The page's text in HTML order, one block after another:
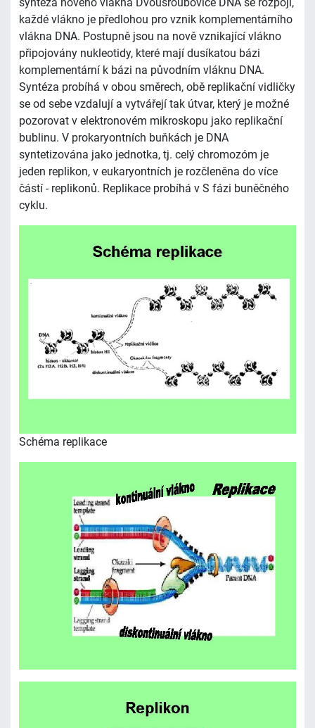
každé vlákno je předlohou pro vznik komplementárního
vlákna DNA. Postupně jsou na nově vznikající vlákno
připojovány nukleotidy, které mají dusíkatou bázi
komplementární k bázi na původním vláknu DNA.
Syntéza probíhá v obou směrech, obě replikační vidličky
se od sebe vzdalují a vytvářejí tak útvar, který je možné
pozorovat v elektronovém mikroskopu jako replikační
bublinu. V prokaryontních buňkách je DNA
syntetizována jako jednotka, tj. celý chromozóm je
jeden replikon, v eukaryontních je rozčleněna do více
částí - replikonů. Replikace probíhá v S fázi buněčného
cyklu.
Schéma replikace